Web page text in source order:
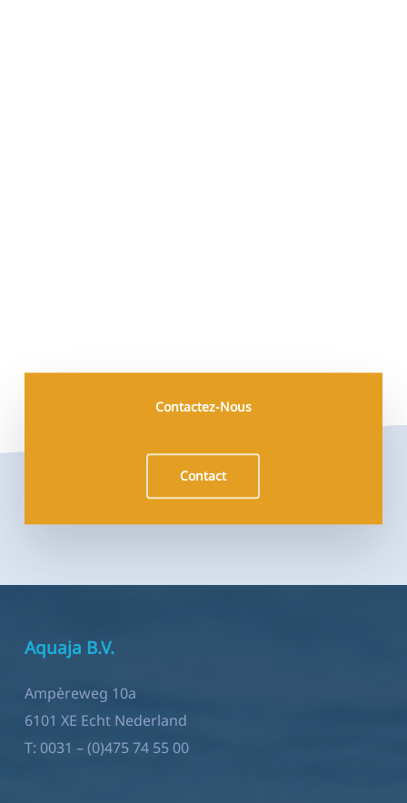
Contactez-Nous
Contact
Aquaja B.V.
Ampèreweg 10a
6101 XE Echt Nederland
T: 0031 – (0)475 74 55 00